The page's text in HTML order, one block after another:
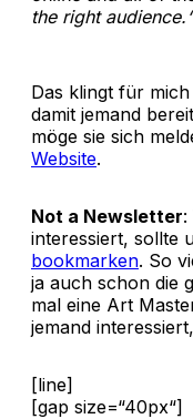
the right audience.“
Das klingt für
damit jemand
möge sie sich
Website.
Not a Newsletter:
interessiert, sollte
bookmarken. So
ja auch schon die
mal eine Art
jemand
[line]
[gap size=“40px“]